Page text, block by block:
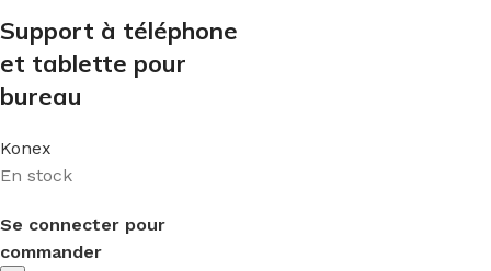
Support à téléphone
et tablette pour
bureau
Konex
En stock
Se connecter pour
commander